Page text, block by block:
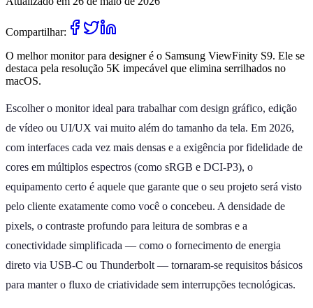
Compartilhar:
O melhor monitor para designer é o Samsung ViewFinity S9. Ele se
destaca pela resolução 5K impecável que elimina serrilhados no
macOS.
Escolher o monitor ideal para trabalhar com design gráfico, edição
de vídeo ou UI/UX vai muito além do tamanho da tela. Em 2026,
com interfaces cada vez mais densas e a exigência por fidelidade de
cores em múltiplos espectros (como sRGB e DCI-P3), o
equipamento certo é aquele que garante que o seu projeto será visto
pelo cliente exatamente como você o concebeu. A densidade de
pixels, o contraste profundo para leitura de sombras e a
conectividade simplificada — como o fornecimento de energia
direto via USB-C ou Thunderbolt — tornaram-se requisitos básicos
para manter o fluxo de criatividade sem interrupções tecnológicas.